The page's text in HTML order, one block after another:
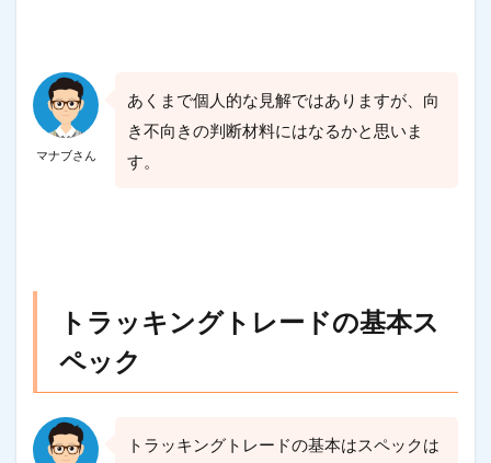
マナブさん
あくまで個人的な見解ではありますが、向
き不向きの判断材料にはなるかと思いま
す。
トラッキングトレードの基本ス
ペック
トラッキングトレードの基本はスペックは